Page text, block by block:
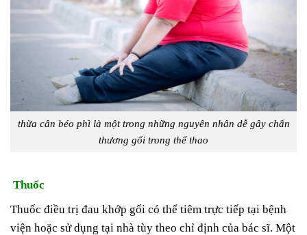
thừa cân béo phì là một trong những nguyên nhân dễ gây chấn
thương gối trong thể thao
Thuốc
Thuốc điều trị đau khớp gối có thể tiêm trực tiếp tại bệnh
viện hoặc sử dụng tại nhà tùy theo chỉ định của bác sĩ. Một